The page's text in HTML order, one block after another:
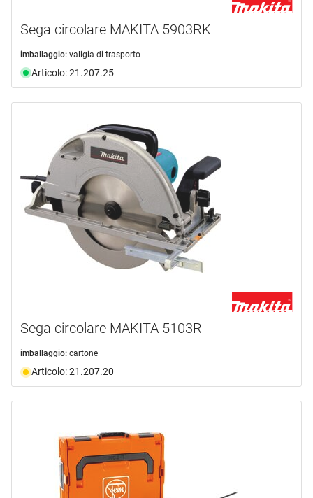
Sega circolare MAKITA 5903RK
imballaggio: valigia di trasporto
Articolo: 21.207.25
Sega circolare MAKITA 5103R
imballaggio: cartone
Articolo: 21.207.20